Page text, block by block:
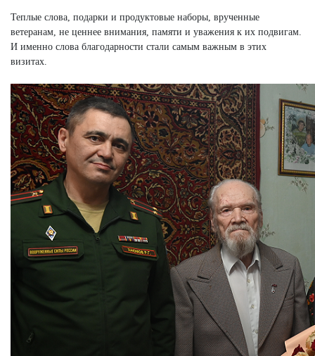
Теплые слова, подарки и продуктовые наборы, врученные
ветеранам, не ценнее внимания, памяти и уважения к их подвигам.
И именно слова благодарности стали самым важным в этих
визитах.